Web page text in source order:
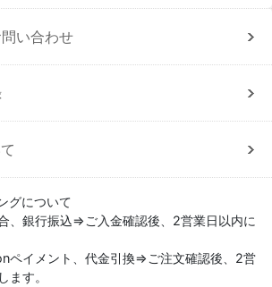
い合わせ
グについて
、銀行振込⇒ご入金確認後、2営業日以内に
ペイメント、代金引換⇒ご注文確認後、2営
ます。